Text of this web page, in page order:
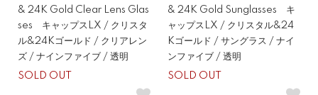
& 24K Gold Clear Lens Glas
ses キャップスLX / クリスタ
ル&24Kゴールド / クリアレン
ズ / ナインファイブ / 透明
SOLD OUT
& 24K Gold Sunglasses キ
ャップスLX / クリスタル&24
Kゴールド / サングラス / ナイ
ンファイブ / 透明
SOLD OUT